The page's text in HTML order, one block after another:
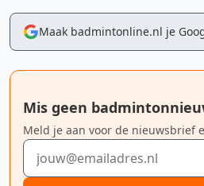
Maak badmintonline.nl je
Mis geen
Meld je aan voor de nieuwsbrief
E-mailadres